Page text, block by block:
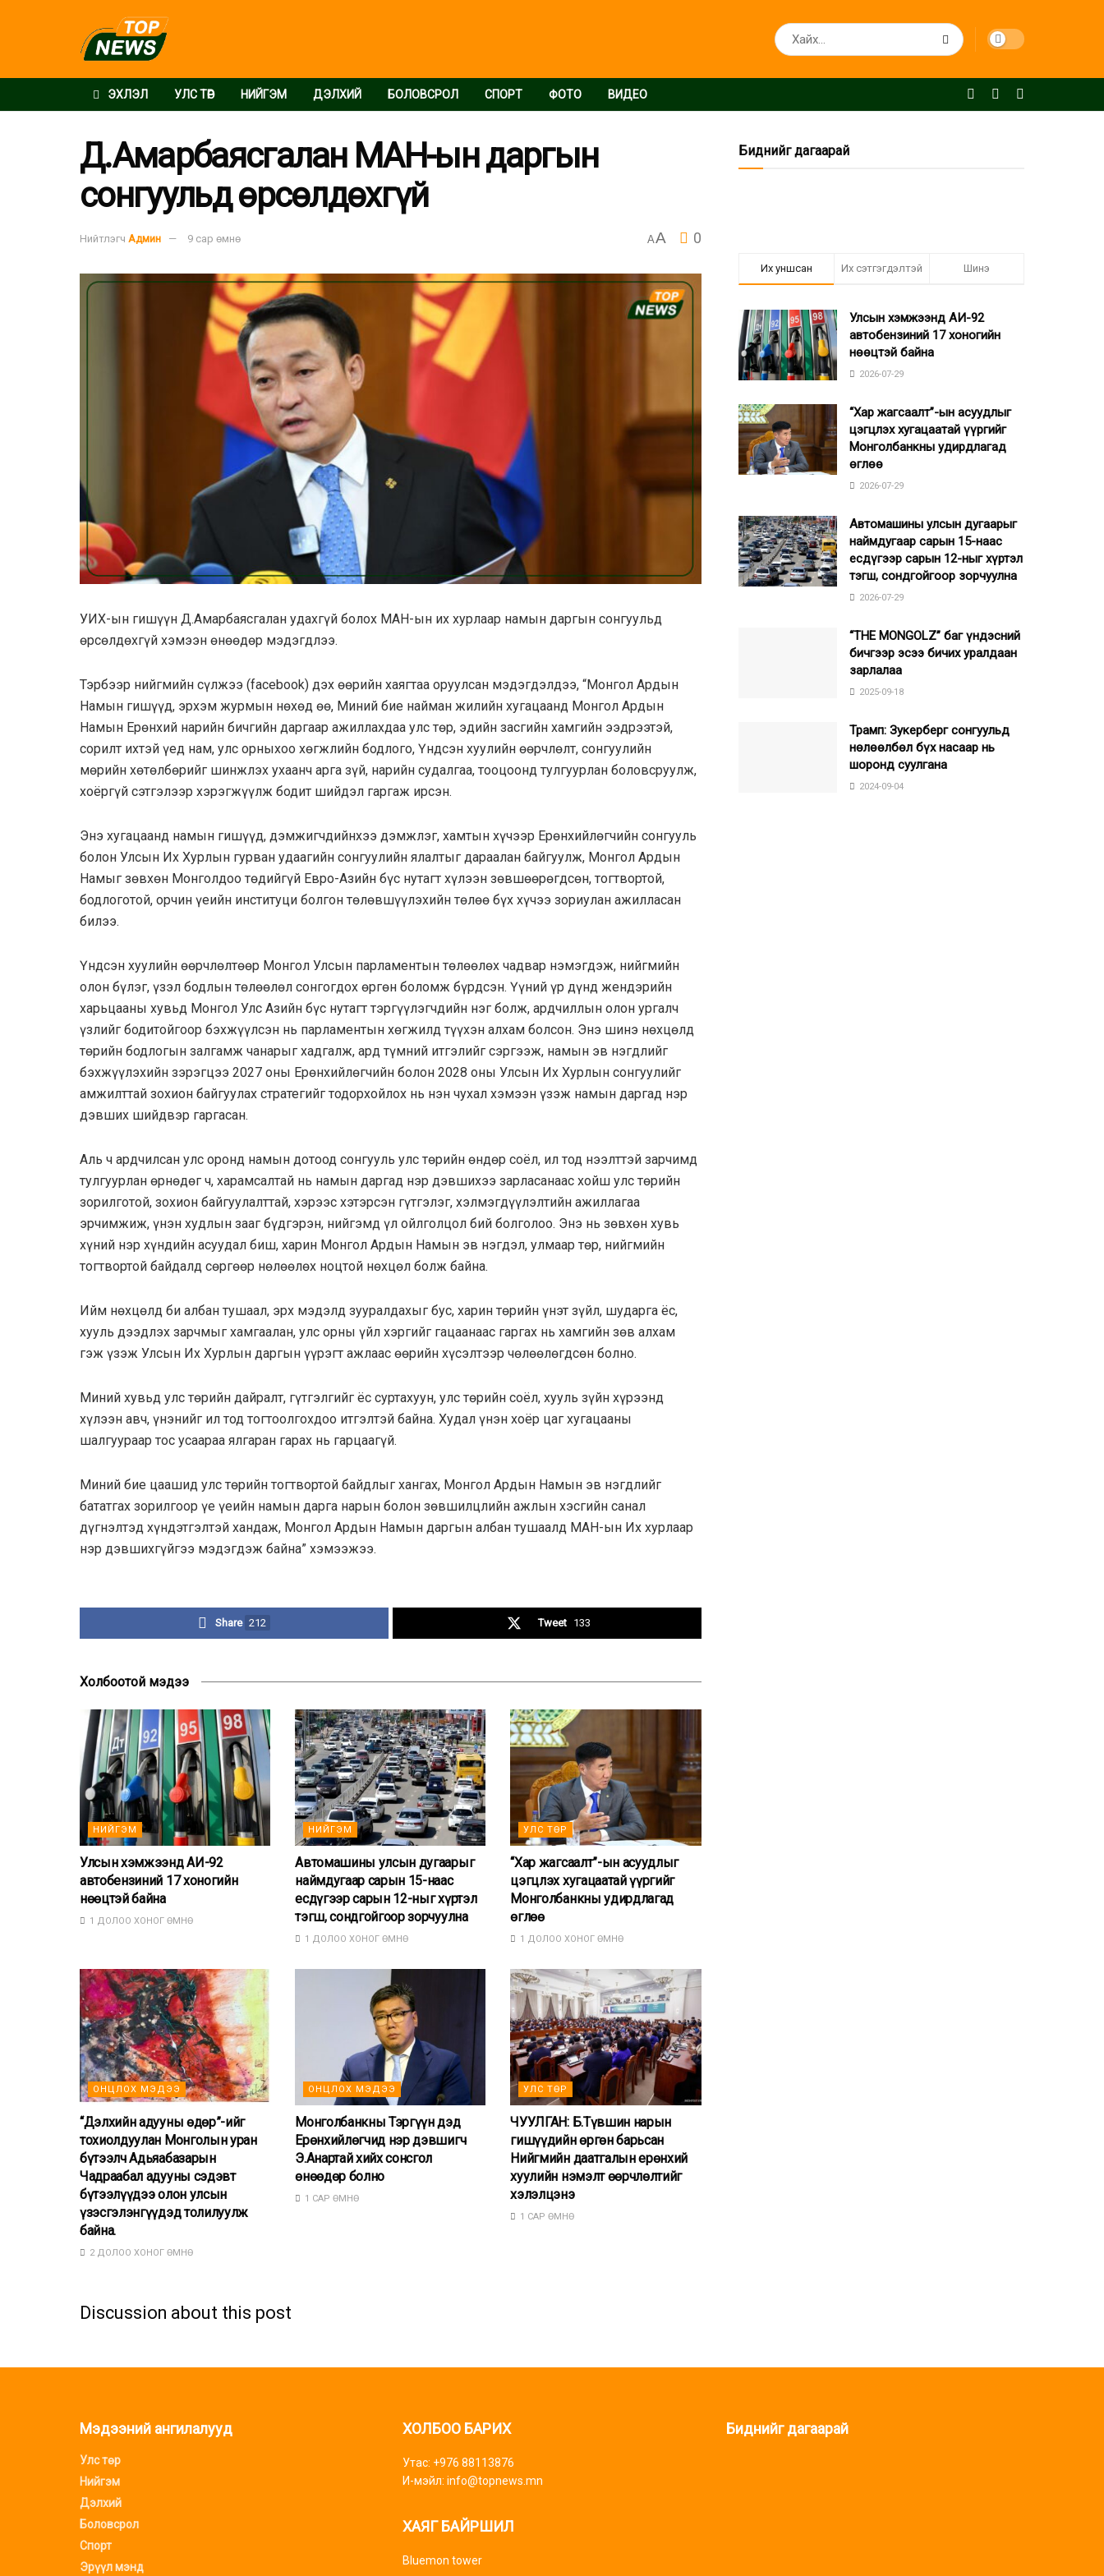
ЭХЛЭЛ УЛС ТӨР НИЙГЭМ ДЭЛХИЙ БОЛОВСРОЛ СПОРТ ФОТО ВИДЕО
Д.Амарбаясгалан МАН-ын даргын
сонгуульд өрсөлдөхгүй
Нийтлэгч Админ 9 сар өмнө AA 0
УИХ-ын гишүүн Д.Амарбаясгалан удахгүй болох МАН-ын их хурлаар намын даргын сонгуульд
өрсөлдөхгүй хэмээн өнөөдөр мэдэгдлээ.
Тэрбээр нийгмийн сүлжээ (facebook) дэх өөрийн хаягтаа оруулсан мэдэгдэлдээ, “Монгол Ардын
Намын гишүүд, эрхэм журмын нөхөд өө, Миний бие найман жилийн хугацаанд Монгол Ардын
Намын Ерөнхий нарийн бичгийн даргаар ажиллахдаа улс төр, эдийн засгийн хамгийн ээдрээтэй,
сорилт ихтэй үед нам, улс орныхоо хөгжлийн бодлого, Үндсэн хуулийн өөрчлөлт, сонгуулийн
мөрийн хөтөлбөрийг шинжлэх ухаанч арга зүй, нарийн судалгаа, тооцоонд тулгуурлан боловсруулж,
хоёргүй сэтгэлээр хэрэгжүүлж бодит шийдэл гаргаж ирсэн.
Энэ хугацаанд намын гишүүд, дэмжигчдийнхээ дэмжлэг, хамтын хүчээр Ерөнхийлөгчийн сонгууль
болон Улсын Их Хурлын гурван удаагийн сонгуулийн ялалтыг дараалан байгуулж, Монгол Ардын
Намыг зөвхөн Монголдоо төдийгүй Евро-Азийн бүс нутагт хүлээн зөвшөөрөгдсөн, тогтвортой,
бодлоготой, орчин үеийн институци болгон төлөвшүүлэхийн төлөө бүх хүчээ зориулан ажилласан
билээ.
Үндсэн хуулийн өөрчлөлтөөр Монгол Улсын парламентын төлөөлөх чадвар нэмэгдэж, нийгмийн
олон бүлэг, үзэл бодлын төлөөлөл сонгогдох өргөн боломж бүрдсэн. Үүний үр дүнд жендэрийн
харьцааны хувьд Монгол Улс Азийн бүс нутагт тэргүүлэгчдийн нэг болж, ардчиллын олон ургалч
үзлийг бодитойгоор бэхжүүлсэн нь парламентын хөгжилд түүхэн алхам болсон. Энэ шинэ нөхцөлд
төрийн бодлогын залгамж чанарыг хадгалж, ард түмний итгэлийг сэргээж, намын эв нэгдлийг
бэхжүүлэхийн зэрэгцээ 2027 оны Ерөнхийлөгчийн болон 2028 оны Улсын Их Хурлын сонгуулийг
амжилттай зохион байгуулах стратегийг тодорхойлох нь нэн чухал хэмээн үзэж намын даргад нэр
дэвших шийдвэр гаргасан.
Аль ч ардчилсан улс оронд намын дотоод сонгууль улс төрийн өндөр соёл, ил тод нээлттэй зарчимд
тулгуурлан өрнөдөг ч, харамсалтай нь намын даргад нэр дэвшихээ зарласанаас хойш улс төрийн
зорилготой, зохион байгуулалттай, хэрээс хэтэрсэн гүтгэлэг, хэлмэгдүүлэлтийн ажиллагаа
эрчимжиж, үнэн худлын зааг бүдгэрэн, нийгэмд үл ойлголцол бий болголоо. Энэ нь зөвхөн хувь
хүний нэр хүндийн асуудал биш, харин Монгол Ардын Намын эв нэгдэл, улмаар төр, нийгмийн
тогтвортой байдалд сөргөөр нөлөөлөх ноцтой нөхцөл болж байна.
Ийм нөхцөлд би албан тушаал, эрх мэдэлд зууралдахыг бус, харин төрийн үнэт зүйл, шударга ёс,
хууль дээдлэх зарчмыг хамгаалан, улс орны үйл хэргийг гацаанаас гаргах нь хамгийн зөв алхам
гэж үзэж Улсын Их Хурлын даргын үүрэгт ажлаас өөрийн хүсэлтээр чөлөөлөгдсөн болно.
Миний хувьд улс төрийн дайралт, гүтгэлгийг ёс суртахуун, улс төрийн соёл, хууль зүйн хүрээнд
хүлээн авч, үнэнийг ил тод тогтоолгохдоо итгэлтэй байна. Худал үнэн хоёр цаг хугацааны
шалгуураар тос усаараа ялгаран гарах нь гарцаагүй.
Миний бие цаашид улс төрийн тогтвортой байдлыг хангах, Монгол Ардын Намын эв нэгдлийг
бататгах зорилгоор үе үеийн намын дарга нарын болон зөвшилцлийн ажлын хэсгийн санал
дүгнэлтэд хүндэтгэлтэй хандаж, Монгол Ардын Намын даргын албан тушаалд МАН-ын Их хурлаар
нэр дэвшихгүйгээ мэдэгдэж байна” хэмээжээ.
Share 212 Tweet 133
Холбоотой мэдээ
НИЙГЭМ
Улсын хэмжээнд АИ-92
автобензиний 17 хоногийн
нөөцтэй байна
1 ДОЛОО ХОНОГ ӨМНӨ
НИЙГЭМ
Автомашины улсын дугаарыг
наймдугаар сарын 15-наас
есдүгээр сарын 12-ныг хүртэл
тэгш, сондгойгоор зорчуулна
1 ДОЛОО ХОНОГ ӨМНӨ
УЛС ТӨР
“Хар жагсаалт”-ын асуудлыг
цэгцлэх хугацаатай үүргийг
Монголбанкны удирдлагад
өглөө
1 ДОЛОО ХОНОГ ӨМНӨ
ОНЦЛОХ МЭДЭЭ
“Дэлхийн адууны өдөр”-ийг
тохиолдуулан Монголын уран
бүтээлч Адьяабазарын
Чадраабал адууны сэдэвт
бүтээлүүдээ олон улсын
үзэсгэлэнгүүдэд толилуулж
байна.
2 ДОЛОО ХОНОГ ӨМНӨ
ОНЦЛОХ МЭДЭЭ
Монголбанкны Тэргүүн дэд
Ерөнхийлөгчид нэр дэвшигч
Э.Анартай хийх сонсгол
өнөөдөр болно
1 САР ӨМНӨ
УЛС ТӨР
ЧУУЛГАН: Б.Түвшин нарын
гишүүдийн өргөн барьсан
Нийгмийн даатгалын ерөнхий
хуулийн нэмэлт өөрчлөлтийг
хэлэлцэнэ
1 САР ӨМНӨ
Discussion about this post
Биднийг дагаарай
Их уншсан Их сэтгэгдэлтэй Шинэ
Улсын хэмжээнд АИ-92
автобензиний 17 хоногийн
нөөцтэй байна
2026-07-29
“Хар жагсаалт”-ын асуудлыг
цэгцлэх хугацаатай үүргийг
Монголбанкны удирдлагад
өглөө
2026-07-29
Автомашины улсын дугаарыг
наймдугаар сарын 15-наас
есдүгээр сарын 12-ныг хүртэл
тэгш, сондгойгоор зорчуулна
2026-07-29
“THE MONGOLZ” баг үндэсний
бичгээр эсээ бичих уралдаан
зарлалаа
2025-09-18
Трамп: Зукерберг сонгуульд
нөлөөлбөл бүх насаар нь
шоронд суулгана
2024-09-04
Мэдээний ангилалууд
Улс төр
Нийгэм
Дэлхий
Боловсрол
Спорт
Эрүүл мэнд
ХОЛБОО БАРИХ
Утас: +976 88113876
И-мэйл: info@topnews.mn
ХАЯГ БАЙРШИЛ
Bluemon tower
Биднийг дагаарай